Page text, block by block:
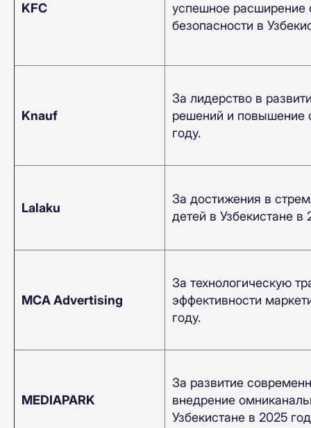
KFC
успешное расширение
безопасности в
Knauf
За лидерство в
решений и повышение
году.
Lalaku
За достижения в
детей в Узбекистане в
MCA Advertising
За технологическую
эффективности
году.
MEDIAPARK
За развитие
внедрение
Узбекистане в 2025